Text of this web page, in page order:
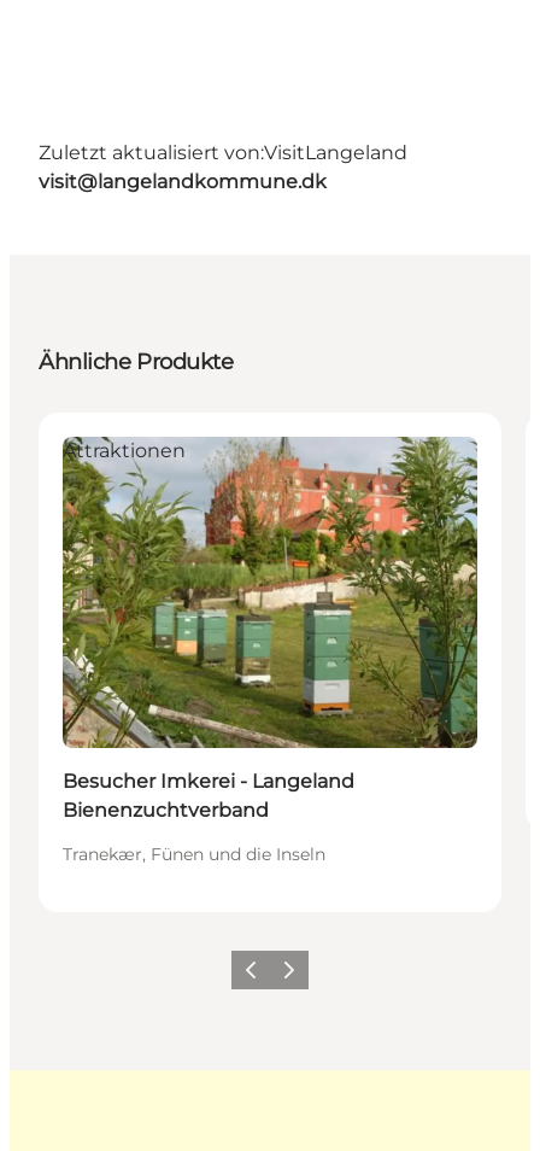
Zuletzt aktualisiert von:VisitLangeland
visit@langelandkommune.dk
Ähnliche Produkte
Attraktionen
Besucher Imkerei - Langeland
Bienenzuchtverband
Tranekær, Fünen und die Inseln
ZurückWeiter